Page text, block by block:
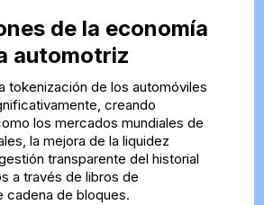
de la economía
automotriz
tokenización de los automóviles
creando
los mercados mundiales de
la mejora de la liquidez
transparente del historial
a través de libros de
cadena de bloques.